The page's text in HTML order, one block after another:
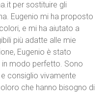
per sostituire gli
Eugenio mi ha proposto
e mi ha aiutato a
più adatte alle mie
Eugenio è stato
in modo perfetto. Sono
consiglio vivamente
che hanno bisogno di